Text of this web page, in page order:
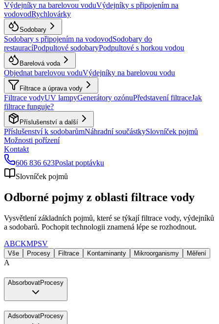
Výdejníky na barelovou voduVýdejníky s připojením na
vodovodRychlovárky
Sodobary
Sodobary s připojením na vodovodSodobary do
restauracíPodpultové sodobaryPodpultové s horkou vodou
Barelová voda
Objednat barelovou voduVýdejníky na barelovou vodu
Filtrace a úprava vody
Filtrace vodyUV lampyGenerátory ozónuPředstavení filtraceJak
filtrace funguje?
Příslušenství a další
Příslušenství k sodobarůmNáhradní součástkySlovníček pojmů
Možnosti pořízení
Kontakt
606 836 623Poslat poptávku
Slovníček pojmů
Odborné pojmy z oblasti filtrace vody
Vysvětlení základních pojmů, které se týkají filtrace vody, výdejníků
a sodobarů. Pochopit technologii znamená lépe se rozhodnout.
ABCKMPSV
Vše Procesy Filtrace Kontaminanty Mikroorganismy Měření
A
AbsorbovatProcesy
AdsorbovatProcesy